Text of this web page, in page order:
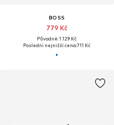
BOSS
779 Kč
Původně: 1 129 Kč
Poslední nejnižší cena:711 Kč